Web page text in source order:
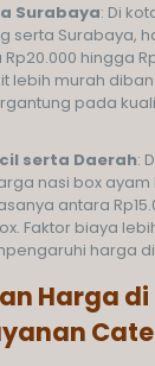
Surabaya: Di
serta Surabaya,
hingga
lebih murah
pada
serta Daerah:
nasi box
antara
Faktor biaya
harga
Harga